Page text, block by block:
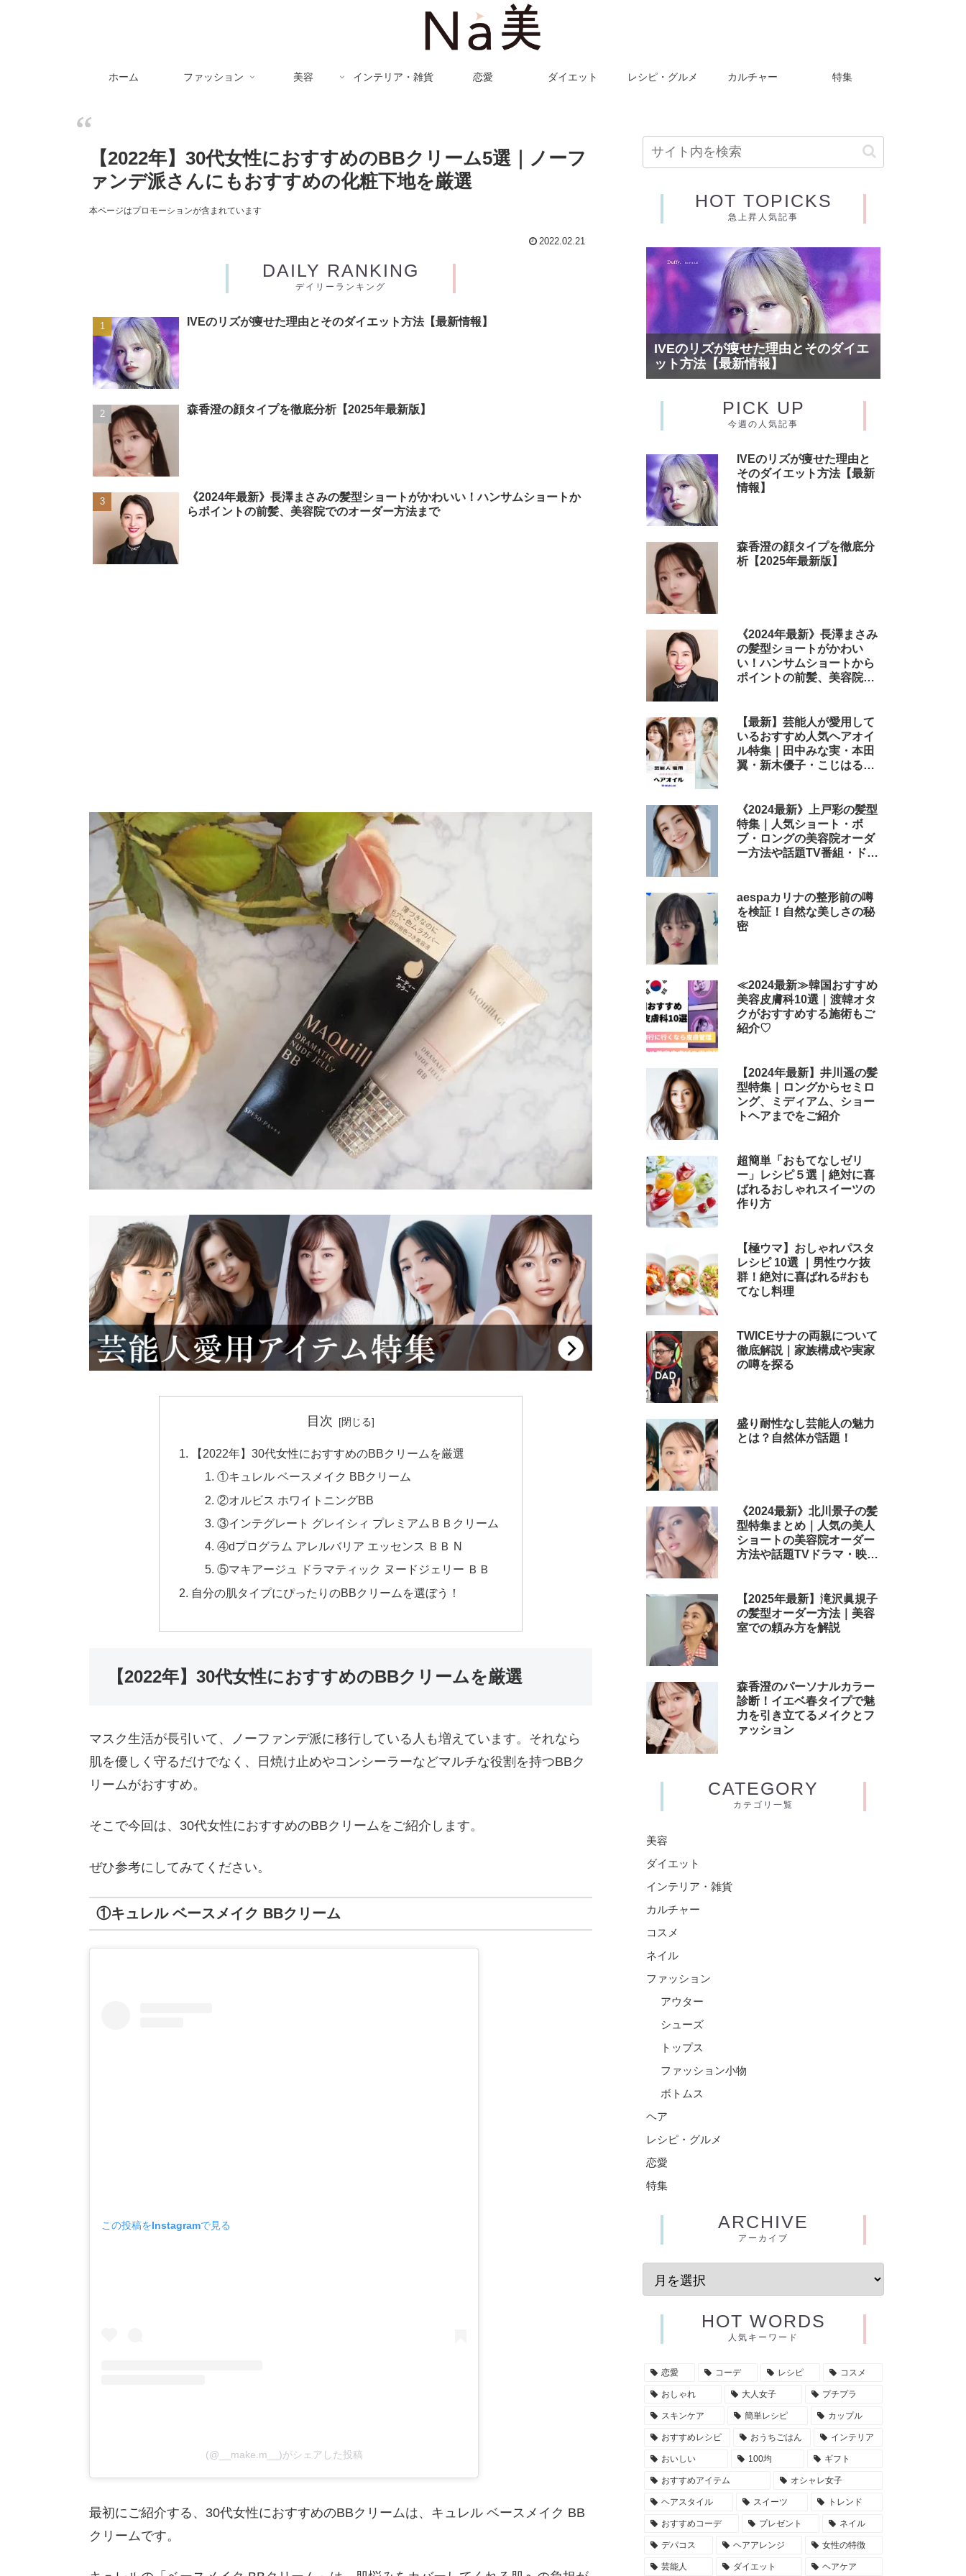
ホーム ファッション 美容 インテリア・雑貨 恋愛 ダイエット レシピ・グルメ カルチャー 特集
【2022年】30代女性におすすめのBBクリーム5選｜ノーフ
ァンデ派さんにもおすすめの化粧下地を厳選
本ページはプロモーションが含まれています
2022.02.21
DAILY RANKING
デイリーランキング
IVEのリズが痩せた理由とそのダイエット方法【最新情報】
森香澄の顔タイプを徹底分析【2025年最新版】
《2024年最新》長澤まさみの髪型ショートがかわいい！ハンサムショートか
らポイントの前髪、美容院でのオーダー方法まで
目次
【2022年】30代女性におすすめのBBクリームを厳選
①キュレル ベースメイク BBクリーム
②オルビス ホワイトニングBB
③インテグレート グレイシィ プレミアムＢＢクリーム
④dプログラム アレルバリア エッセンス ＢＢ N
⑤マキアージュ ドラマティック ヌードジェリー ＢＢ
自分の肌タイプにぴったりのBBクリームを選ぼう！
【2022年】30代女性におすすめのBBクリームを厳選
マスク生活が長引いて、ノーファンデ派に移行している人も増えています。それなら
肌を優しく守るだけでなく、日焼け止めやコンシーラーなどマルチな役割を持つBBク
リームがおすすめ。
そこで今回は、30代女性におすすめのBBクリームをご紹介します。
ぜひ参考にしてみてください。
①キュレル ベースメイク BBクリーム
この投稿をInstagramで見る
(@__make.m__)がシェアした投稿
最初にご紹介する、30代女性におすすめのBBクリームは、キュレル ベースメイク BB
クリームです。
HOT TOPICKS
急上昇人気記事
IVEのリズが痩せた理由とそのダイエ
ット方法【最新情報】
PICK UP
今週の人気記事
IVEのリズが痩せた理由と
そのダイエット方法【最新
情報】
森香澄の顔タイプを徹底分
析【2025年最新版】
《2024年最新》長澤まさみ
の髪型ショートがかわい
い！ハンサムショートから
ポイントの前髪、美容院で
【最新】芸能人が愛用して
いるおすすめ人気ヘアオイ
ル特集｜田中みな実・本田
翼・新木優子・こじはる・
テムまとめ
《2024最新》上戸彩の髪型
特集｜人気ショート・ボ
ブ・ロングの美容院オーダ
ー方法や話題TV番組・ドラ
aespaカリナの整形前の噂
を検証！自然な美しさの秘
密
≪2024最新≫韓国おすすめ
美容皮膚科10選｜渡韓オタ
クがおすすめする施術もご
紹介♡
【2024年最新】井川遥の髪
型特集｜ロングからセミロ
ング、ミディアム、ショー
トヘアまでをご紹介
超簡単「おもてなしゼリ
ー」レシピ５選｜絶対に喜
ばれるおしゃれスイーツの
作り方
【極ウマ】おしゃれパスタ
レシピ 10選 ｜男性ウケ抜
群！絶対に喜ばれる#おも
てなし料理
TWICEサナの両親について
徹底解説｜家族構成や実家
の噂を探る
盛り耐性なし芸能人の魅力
とは？自然体が話題！
《2024最新》北川景子の髪
型特集まとめ｜人気の美人
ショートの美容院オーダー
方法や話題TVドラマ・映画
【2025年最新】滝沢眞規子
の髪型オーダー方法｜美容
室での頼み方を解説
森香澄のパーソナルカラー
診断！イエベ春タイプで魅
力を引き立てるメイクとフ
ァッション
CATEGORY
カテゴリ一覧
美容
ダイエット
インテリア・雑貨
カルチャー
コスメ
ネイル
ファッション
アウター
シューズ
トップス
ファッション小物
ボトムス
ヘア
レシピ・グルメ
恋愛
特集
ARCHIVE
アーカイブ
HOT WORDS
人気キーワード
恋愛 コーデ レシピ コスメ
おしゃれ 大人女子 プチプラ
スキンケア 簡単レシピ カップル
おすすめレシピ おうちごはん インテリア
おいしい 100均 ギフト
おすすめアイテム オシャレ女子
ヘアスタイル スイーツ トレンド
おすすめコーデ プレゼント ネイル
デパコス ヘアアレンジ 女性の特徴
芸能人 ダイエット ヘアケア